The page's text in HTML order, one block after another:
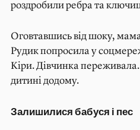
роздробили ребра та
Оговтавшись від шоку,
Рудик попросила у
Кіри. Дівчинка
дитині додому.
Залишилися бабуся і пес